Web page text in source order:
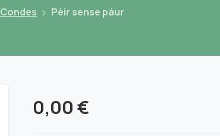
Condes Pèir sense páur
0,00€